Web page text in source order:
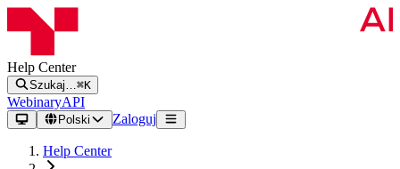
Help Center
Szukaj… ⌘K
WebinaryAPI
Polski Zaloguj
Help Center